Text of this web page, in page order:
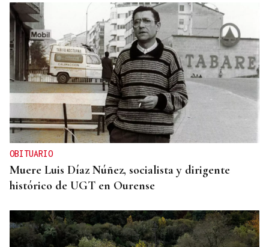
OBITUARIO
Muere Luis Díaz Núñez, socialista y dirigente
histórico de UGT en Ourense